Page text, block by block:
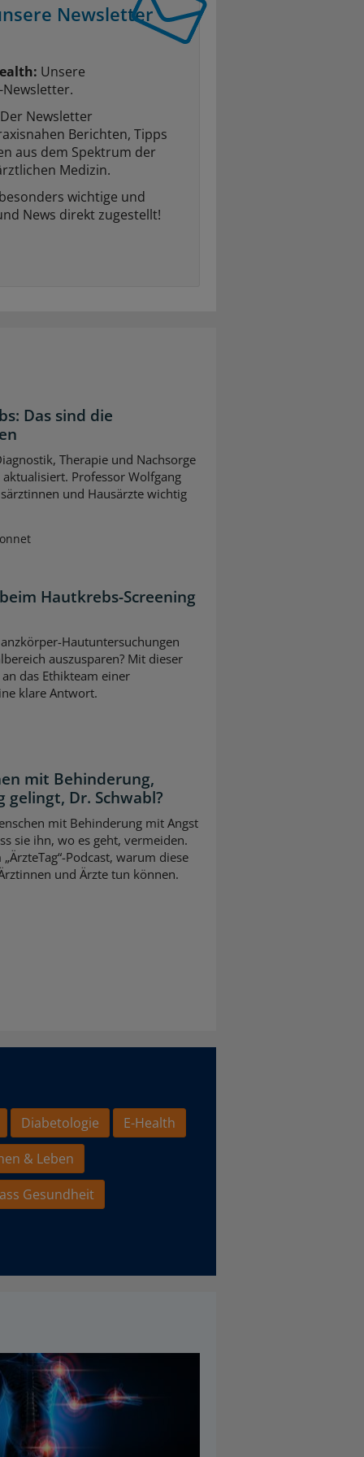
Newsletter
Unsere
Newsletter
Berichten, Tipps
aus dem Spektrum der
Medizin.
wichtige und
News direkt zugestellt!
Das sind die
Therapie und Nachsorge
Professor Wolfgang
und Hausärzte wichtig
Hautkrebs-Screening
Hautuntersuchungen
auszusparen? Mit dieser
das Ethikteam einer
klare Antwort.
mit Behinderung,
Dr. Schwabl?
mit Behinderung mit Angst
sie ihn, wo es geht, vermeiden.
Podcast, warum diese
und Ärzte tun können.
Diabetologie
E-Health
& Leben
Gesundheit